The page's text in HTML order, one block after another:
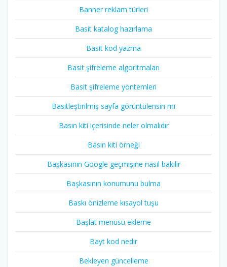
Banner reklam türleri
Basit katalog hazırlama
Basit kod yazma
Basit şifreleme algoritmaları
Basit şifreleme yöntemleri
Basitleştirilmiş sayfa görüntülensin mı
Basın kiti içerisinde neler olmalıdır
Basın kiti örneği
Başkasının Google geçmişine nasıl bakılır
Başkasının konumunu bulma
Baskı önizleme kısayol tuşu
Başlat menüsü ekleme
Bayt kod nedir
Bekleyen güncelleme